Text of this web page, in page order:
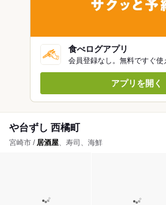
食べログアプリ
会員登録なし。無料ですぐ使
アプリを開く
や台ずし 西橘町
宮崎市 / 居酒屋、寿司、海鮮